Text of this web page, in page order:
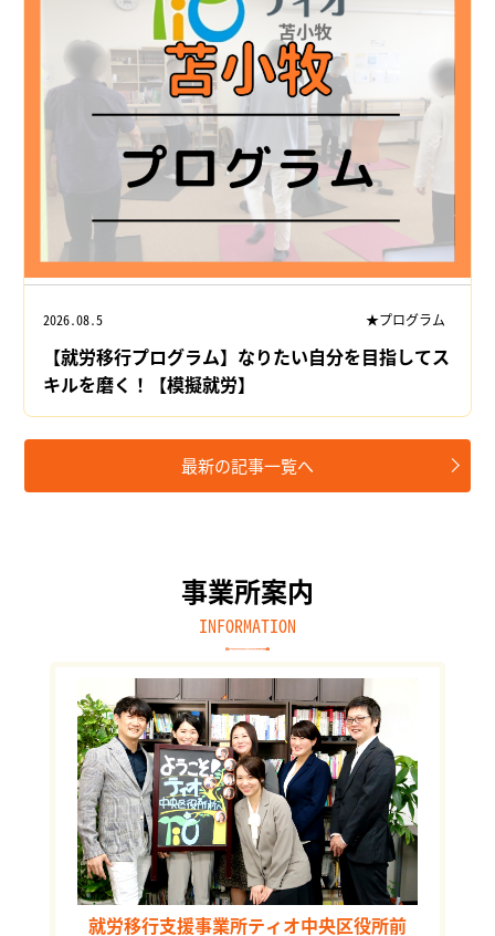
2026.08.5 ★プログラム
【就労移行プログラム】なりたい自分を目指してス
キルを磨く！【模擬就労】
最新の記事一覧へ
事業所案内
INFORMATION
就労移行支援事業所ティオ中央区役所前